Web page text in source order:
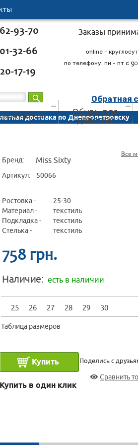
93-70
32-66
17-19
Заказы
online -
по телефону: пн - пт с
Обратная
доставка по Днепропетровску
обувь Обувь для
девочек
Бренд: Miss Sixty
Все
Артикул: 50066
Ростовка -
25-30
Материал -
текстиль
Подкладка -
текстиль
Стелька -
текстиль
758 грн.
Наличие: есть в наличии
25 26 27 28 29 30
Таблица размеров
Купить в один клик
Сравнить
Поделись с
ЖДУ СООБЩЕНИЯ